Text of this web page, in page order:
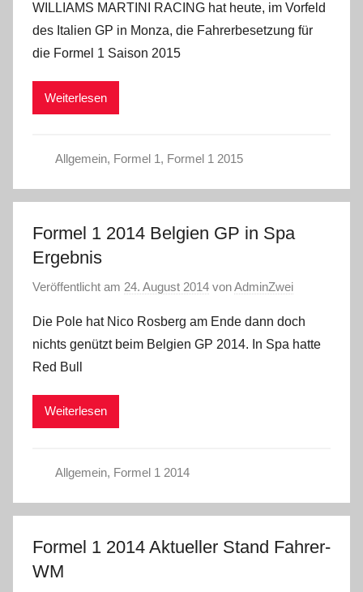
WILLIAMS MARTINI RACING hat heute, im Vorfeld
des Italien GP in Monza, die Fahrerbesetzung für
die Formel 1 Saison 2015
Weiterlesen
Allgemein, Formel 1, Formel 1 2015
Formel 1 2014 Belgien GP in Spa
Ergebnis
Veröffentlicht am 24. August 2014 vonAdminZwei
Die Pole hat Nico Rosberg am Ende dann doch
nichts genützt beim Belgien GP 2014. In Spa hatte
Red Bull
Weiterlesen
Allgemein, Formel 1 2014
Formel 1 2014 Aktueller Stand Fahrer-
WM